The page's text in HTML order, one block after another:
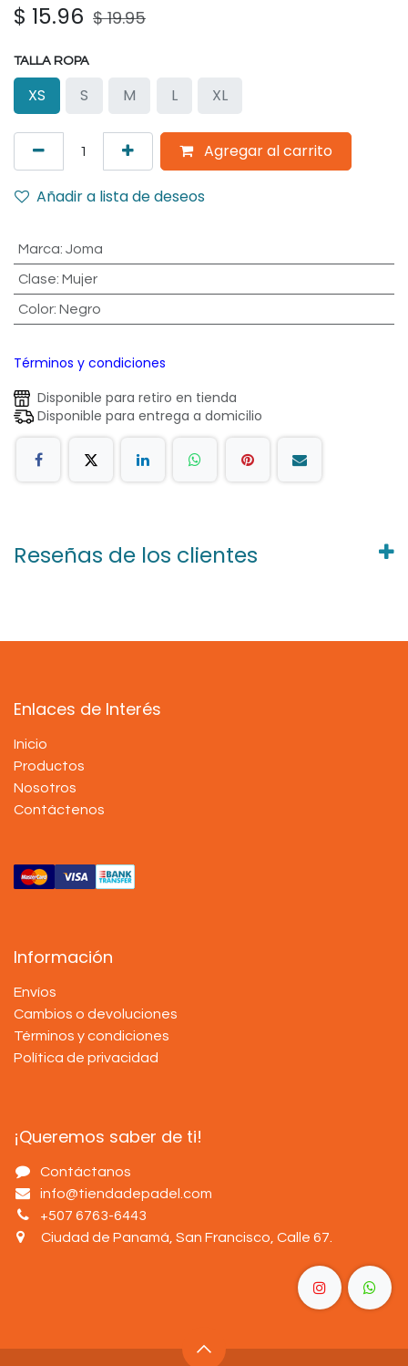
$ 15.96 $19.95
TALLA ROPA
XS S M L XL
Agregar al carrito
Añadir a lista de deseos
Marca: Joma
Clase: Mujer
Color: Negro
Términos y condiciones
Disponible para retiro en tienda
Disponible para entrega a domicilio
Reseñas de los clientes
Enlaces de Interés
Inicio
Productos
Nosotros
Contáctenos
Información
Envíos
Cambios o devoluciones
Términos y condiciones
Política de privacidad
¡Queremos saber de ti!
Contáctanos
info@tiendadepadel.com
+507 6763-6443
Ciudad de Panamá, San Francisco, Calle 67